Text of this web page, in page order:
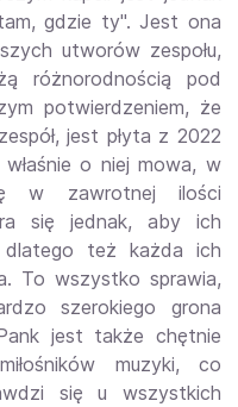
gdzie ty". Jest ona
utworów zespołu,
różnorodnością pod
potwierdzeniem, że
jest płyta z 2022
o niej mowa, w
w zawrotnej ilości
się jednak, aby ich
dlatego też każda ich
To wszystko sprawia,
szerokiego grona
jest także chętnie
muzyki, co
się u wszystkich